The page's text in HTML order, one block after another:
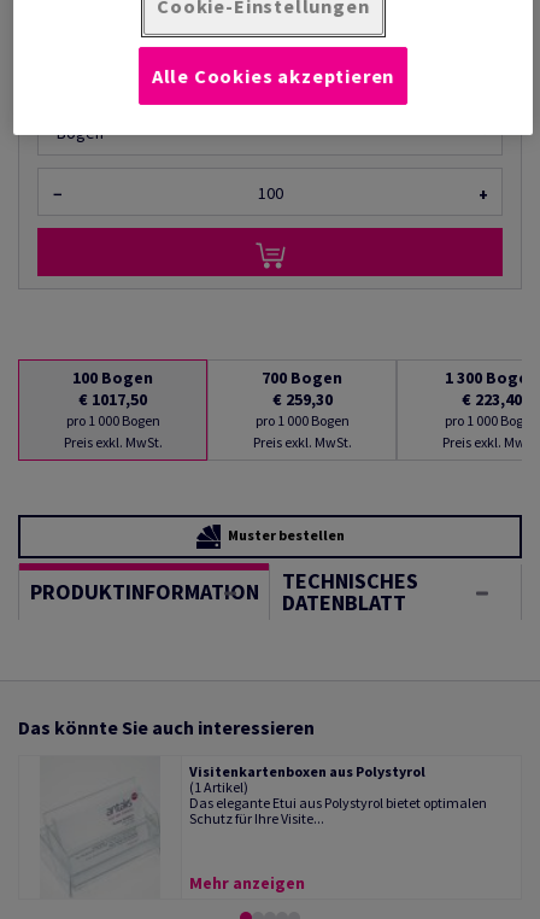
Bogen
− +
100 Bogen
€ 1017,50
pro 1 000 Bogen
Preis exkl. MwSt.
700 Bogen
€ 259,30
pro 1 000 Bogen
Preis exkl. MwSt.
1 300 Bogen
€ 223,40
pro 1 000 Bogen
Preis exkl. MwSt.
Muster bestellen
PRODUKTINFORMATION TECHNISCHES
DATENBLATT
Das könnte Sie auch interessieren
Visitenkartenboxen aus Polystyrol
(1 Artikel)
Das elegante Etui aus Polystyrol bietet optimalen
Schutz für Ihre Visite...
Mehr anzeigen
Cookie-Einstellungen
Alle Cookies akzeptieren